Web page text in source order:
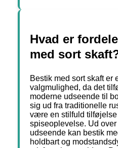
Hvad er
med sort
Bestik med sort skaft er
valgmulighed, da det
moderne udseende til
sig ud fra traditionelle
være en stilfuld tilføjelse
spiseoplevelse. Ud
udseende kan bestik
holdbart og